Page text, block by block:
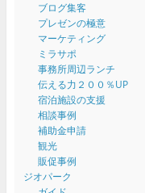
ブログ集客
プレゼンの極意
マーケティング
ミラサポ
事務所周辺ランチ
伝える力２００％UP
宿泊施設の支援
相談事例
補助金申請
観光
販促事例
ジオパーク